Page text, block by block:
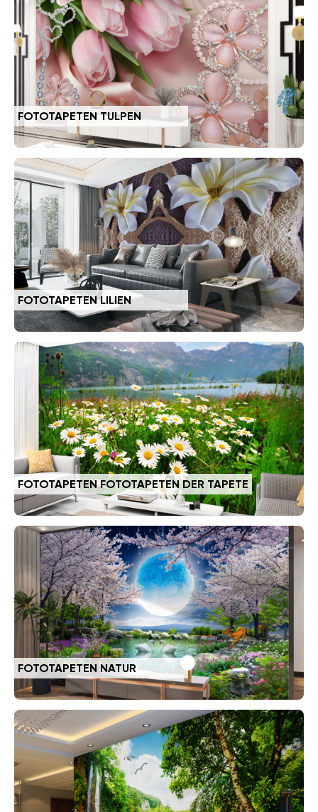
FOTOTAPETEN TULPEN
FOTOTAPETEN LILIEN
FOTOTAPETEN FOTOTAPETEN DER TAPETE
FOTOTAPETEN NATUR